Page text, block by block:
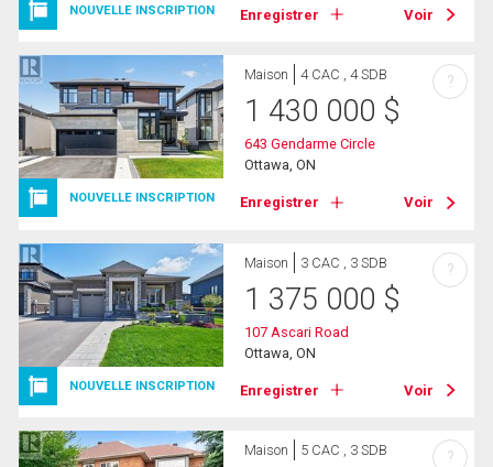
NOUVELLE INSCRIPTION Enregistrer Voir
NOUVELLE INSCRIPTION
Maison 4 CAC , 4 SDB
1 430 000 $
643 Gendarme Circle
Ottawa, ON
Enregistrer Voir
?
NOUVELLE INSCRIPTION
Maison 3 CAC , 3 SDB
1 375 000 $
107 Ascari Road
Ottawa, ON
Enregistrer Voir
?
Maison 5 CAC , 3 SDB ?